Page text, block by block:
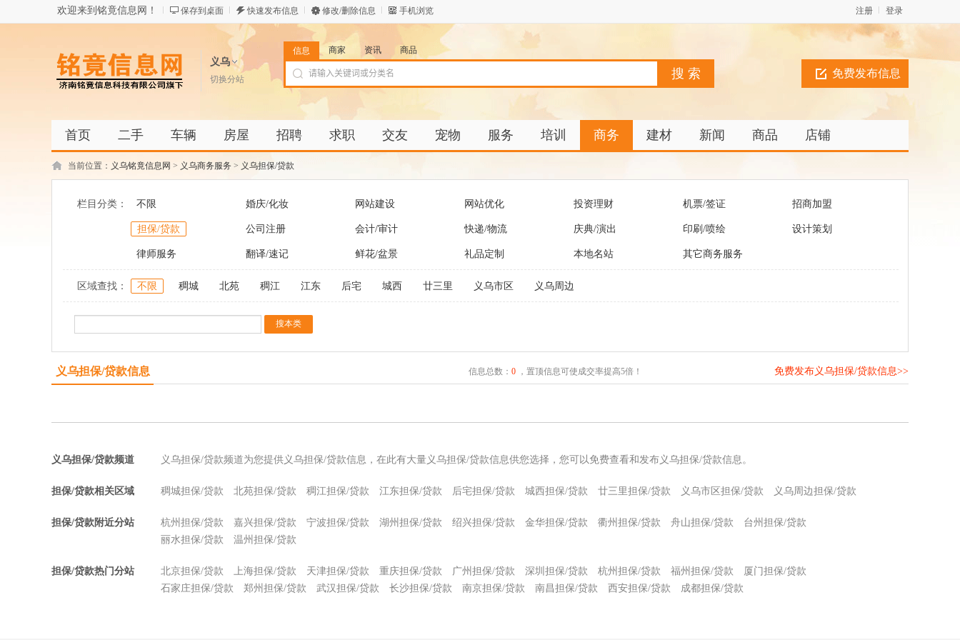
欢迎来到铭竟信息网！ 保存到桌面 快速发布信息 修改/删除信息 手机浏览 登录
注册
义乌
切换分站 免费发布信息
信息 商家 资讯 商品
首页 二手 车辆 房屋 招聘 求职 交友 宠物 服务 培训 商务 建材 新闻 商品 店铺
当前位置： 义乌铭竟信息网 > 义乌商务服务 > 义乌担保/贷款
栏目分类： 不限 婚庆/化妆 网站建设 网站优化 投资理财 机票/签证 招商加盟
担保/贷款 公司注册 会计/审计 快递/物流 庆典/演出 印刷/喷绘 设计策划
律师服务 翻译/速记 鲜花/盆景 礼品定制 本地名站 其它商务服务
区域查找： 不限 稠城 北苑 稠江 江东 后宅 城西 廿三里 义乌市区 义乌周边
义乌担保/贷款信息 信息总数： 0，置顶信息可使成交率提高5倍！ 免费发布义乌担保/贷款信息>>
义乌担保/贷款频道 义乌担保/贷款频道为您提供义乌担保/贷款信息，在此有大量义乌担保/贷款信息供您选择，您可以免费查看和发布义乌担保/贷款信息。
担保/贷款相关区域 稠城担保/贷款 北苑担保/贷款 稠江担保/贷款 江东担保/贷款 后宅担保/贷款 城西担保/贷款 廿三里担保/贷款 义乌市区担保/贷款 义乌周边担保/贷款
担保/贷款附近分站 杭州担保/贷款 嘉兴担保/贷款 宁波担保/贷款 湖州担保/贷款 绍兴担保/贷款 金华担保/贷款 衢州担保/贷款 舟山担保/贷款
台州担保/贷款
丽水担保/贷款
温州担保/贷款
担保/贷款热门分站 北京担保/贷款 上海担保/贷款 天津担保/贷款 重庆担保/贷款 广州担保/贷款 深圳担保/贷款 杭州担保/贷款 福州担保/贷款
厦门担保/贷款
石家庄担保/贷款
郑州担保/贷款 武汉担保/贷款 长沙担保/贷款 南京担保/贷款 南昌担保/贷款 西安担保/贷款 成都担保/贷款